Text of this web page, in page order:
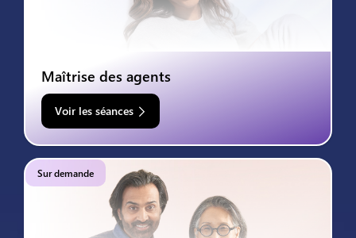
Maîtrise des agents
Voir les séances
Sur demande